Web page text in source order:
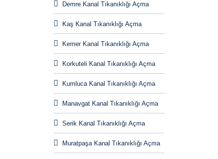
Demre Kanal Tıkanıklığı Açma
Kaş Kanal Tıkanıklığı Açma
Kemer Kanal Tıkanıklığı Açma
Korkuteli Kanal Tıkanıklığı Açma
Kumluca Kanal Tıkanıklığı Açma
Manavgat Kanal Tıkanıklığı Açma
Serik Kanal Tıkanıklığı Açma
Muratpaşa Kanal Tıkanıklığı Açma